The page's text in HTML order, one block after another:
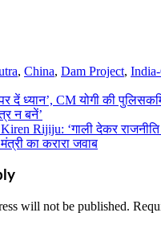
, China, Dam Project,
दें ध्यान’, CM योगी की
न बनें’
Rijiju: ‘गाली देकर
का करारा जवाब
will not be published.